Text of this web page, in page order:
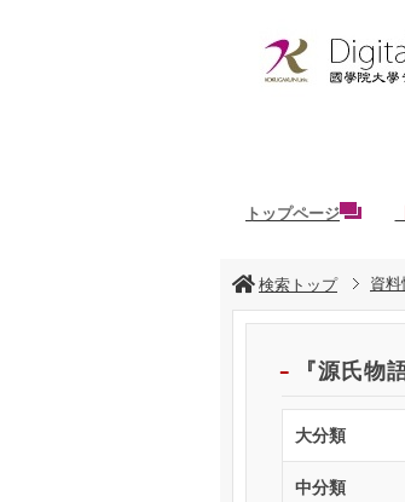
トップページ
検索トップ 資料
『源氏物
大分類
中分類